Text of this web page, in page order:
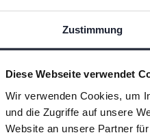
Zustimmung
Diese Webseite verwendet
Wir verwenden Cookies, um
und die Zugriffe auf unsere
Website an unsere Partner